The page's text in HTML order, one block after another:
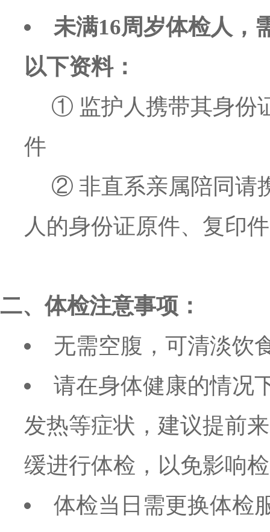
未满16周岁体检人，
以下资料：
① 监护人携带其身份
件
② 非直系亲属陪同请
人的身份证原件、复印件
二、体检注意事项：
无需空腹，可清淡饮
请在身体健康的情况
发热等症状，建议提前
缓进行体检，以免影响
体检当日需更换体检